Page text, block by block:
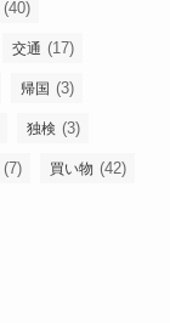
(40)
交通 (17)
帰国 (3)
独検 (3)
(7) 買い物 (42)